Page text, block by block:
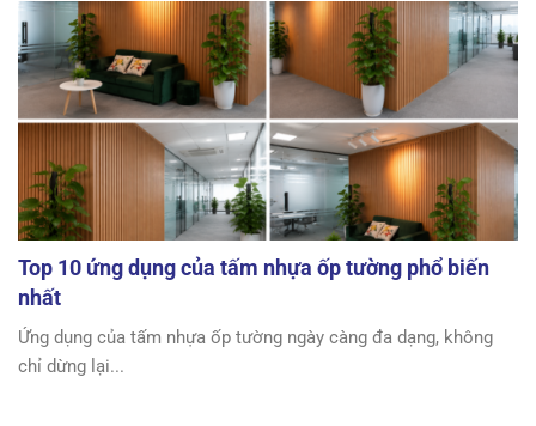
Top 10 ứng dụng của tấm nhựa ốp tường phổ biến
nhất
Ứng dụng của tấm nhựa ốp tường ngày càng đa dạng, không
chỉ dừng lại...